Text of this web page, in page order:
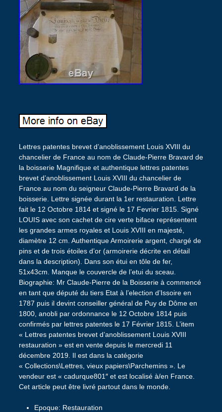
Lettres patentes brevet d’anoblissement Louis XVIII du
chancelier de France au nom de Claude-Pierre Bravard de
la boisserie Magnifique et authentique lettres patentes
brevet d’anoblissement Louis XVIII du chancelier de
France au nom du seigneur Claude-Pierre Bravard de la
boisserie. Lettre signée durant la 1er restauration. Lettre
fait le 12 Octobre 1814 et signé le 17 Fevrier 1815. Signé
LOUIS avec son cachet de cire verte biface représentent
les grandes armes royales et Louis XVIII en majesté,
diamètre 12 cm. Authentique Armoirerie argent, chargé de
pins et de trois étoiles d’or (armoirerie décrite en détail
dans la description). Dans son étui en tôle de fer,
51x43cm. Manque le couvercle de l’etui du sceau.
Biographie: Mr Claude-Pierre de la Boisserie à commencé
en tant que député du tiers Etat à l’election d’Issoire en
1787 puis il devint conseiller général de Puy de Dôme en
1800, anobli par ordonnance le 12 Octobre 1814 puis
confirmés par lettres patentes le 17 Février 1815. L’item
« Lettres patentes brevet d’anoblissement Louis XVIII
restauration » est en vente depuis le mercredi 11
décembre 2019. Il est dans la catégorie
« Collections\Lettres, vieux papiers\Parchemins ». Le
vendeur est « cadurque801″ et est localisé à/en France.
Cet article peut être livré partout dans le monde.
Epoque: Restauration